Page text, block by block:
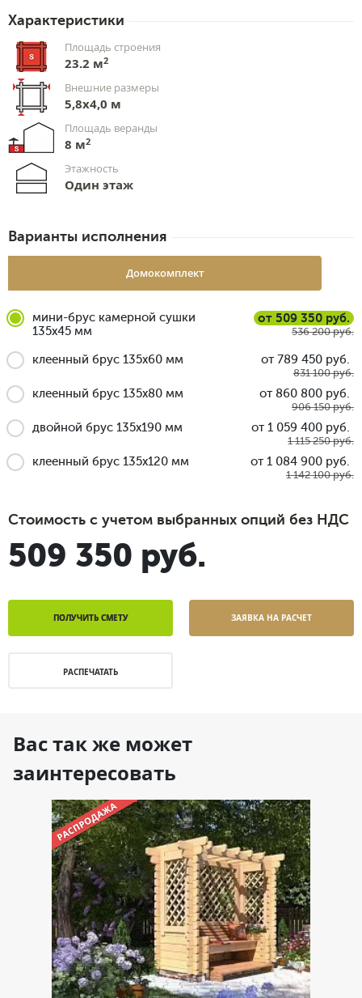
Характеристики
Площадь строения
23.2 м2
Внешние размеры
5,8x4,0 м
Площадь веранды
8 м2
Этажность
Один этаж
Варианты исполнения
Домокомплект
мини-брус камерной сушки
135x45 мм
от 509 350 руб.
536 200 руб.
клеенный брус 135x60 мм от 789 450 руб.
831 100 руб.
клеенный брус 135x80 мм от 860 800 руб.
906 150 руб.
двойной брус 135x190 мм от 1 059 400 руб.
1 115 250 руб.
клеенный брус 135x120 мм от 1 084 900 руб.
1 142 100 руб.
Стоимость с учетом выбранных опций без НДС
509 350 руб.
ПОЛУЧИТЬ СМЕТУ ЗАЯВКА НА РАСЧЕТ
РАСПЕЧАТАТЬ
Вас так же может
заинтересовать